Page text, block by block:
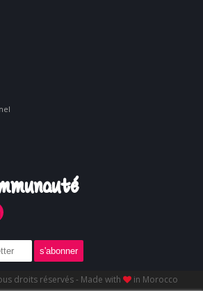
droits réservés - Made with in Morocco